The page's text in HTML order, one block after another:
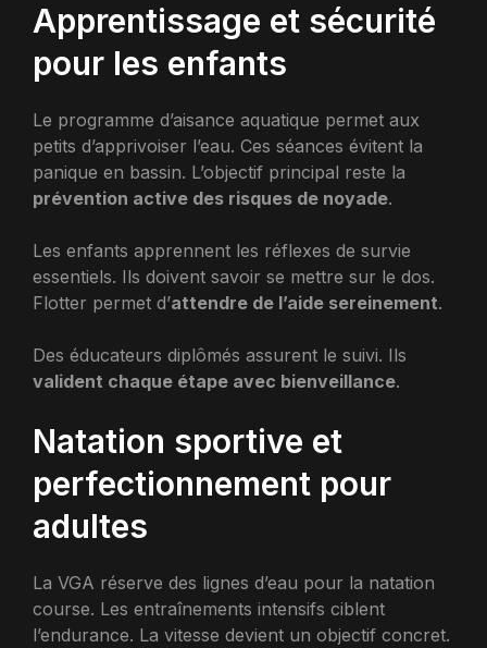
Apprentissage et sécurité
pour les enfants
Le programme d’aisance aquatique permet aux
petits d’apprivoiser l’eau. Ces séances évitent la
panique en bassin. L’objectif principal reste la
prévention active des risques de noyade.
Les enfants apprennent les réflexes de survie
essentiels. Ils doivent savoir se mettre sur le dos.
Flotter permet d’attendre de l’aide sereinement.
Des éducateurs diplômés assurent le suivi. Ils
valident chaque étape avec bienveillance.
Natation sportive et
perfectionnement pour
adultes
La VGA réserve des lignes d’eau pour la natation
course. Les entraînements intensifs ciblent
l’endurance. La vitesse devient un objectif concret.